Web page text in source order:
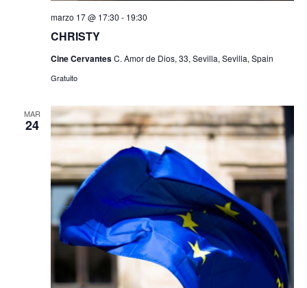
CHRISTY
marzo 17 @ 17:30 - 19:30
Cine CervantesC. Amor de Dios, 33, Sevilla, Sevilla, Spain
Gratuito
MAR
24